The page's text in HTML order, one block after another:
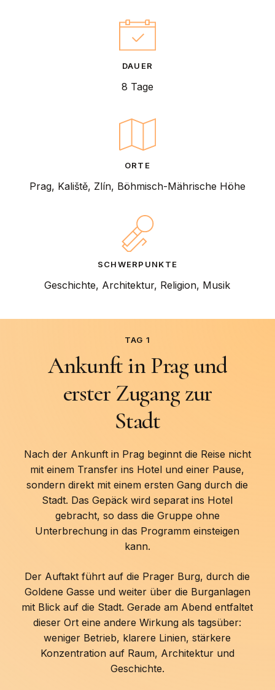
DAUER
8 Tage
ORTE
Prag, Kaliště, Zlín, Böhmisch-Mährische Höhe
SCHWERPUNKTE
Geschichte, Architektur, Religion, Musik
TAG 1
AnkunftinPragund
erster Zugangzur
Stadt
Nach der Ankunft in Prag beginnt die Reise nicht
mit einem Transfer ins Hotel und einer Pause,
sondern direkt mit einem ersten Gang durch die
Stadt. Das Gepäck wird separat ins Hotel
gebracht, so dass die Gruppe ohne
Unterbrechung in das Programm einsteigen
kann.
Der Auftakt führt auf die Prager Burg, durch die
Goldene Gasse und weiter über die Burganlagen
mit Blick auf die Stadt. Gerade am Abend entfaltet
dieser Ort eine andere Wirkung als tagsüber:
weniger Betrieb, klarere Linien, stärkere
Konzentration auf Raum, Architektur und
Geschichte.